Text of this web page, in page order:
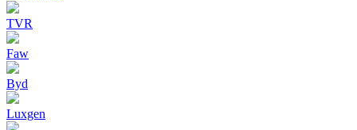
TVR
Faw
Byd
Luxgen